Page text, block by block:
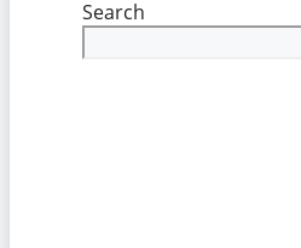
Search